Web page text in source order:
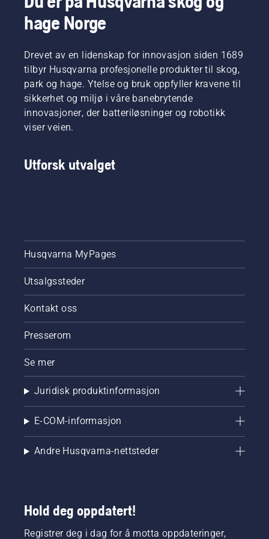
effektiv
forbrenning.
starter.
Deaktiver
choken
motoren
stopper,
og trekk i
startsnoren
igjen til
motoren
ryddesag.
det er
ganske
ryddesagen
Husqvarna.
hage Norge
Drevet av en lidenskap for innovasjon siden 1689
tilbyr Husqvarna profesjonelle produkter til skog,
park og hage. Ytelse og bruk oppfyller kravene til
sikkerhet og miljø i våre banebrytende
innovasjoner, der batteriløsninger og robotikk
viser veien.
Utforsk utvalget
Husqvarna MyPages
Utsalgssteder
Kontakt oss
Presserom
Se mer
Juridisk produktinformasjon
E-COM-informasjon
Andre Husqvarna-nettsteder
Hold deg oppdatert!
Registrer deg i dag for å motta oppdateringer,